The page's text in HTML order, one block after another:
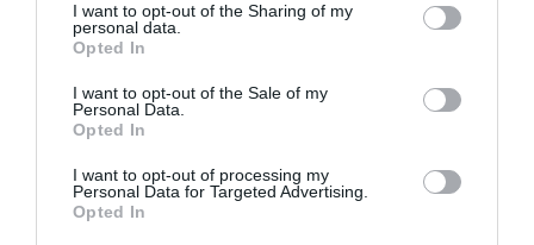
I want to opt-out of the Sharing of my
personal data.
Opted In
I want to opt-out of the Sale of my
Personal Data.
Opted In
I want to opt-out of processing my
Personal Data for Targeted Advertising.
Opted In
όταν κινούμαστε σε δρόμο που κυκλοφορούν αυτοκίνητα
οπότε αυξάνεται η επικινδυνότητα. Θα πρέπει να επιλέγετε
ρούχα και παπούτσια που να κάνουν την παρουσία σας
αισθητή στα οχήματα που περνούν ιδιαίτερα όταν το
εταιρείες άλλωστε έχουν πληθώρα επιλογών σε δρομικά
ρούχα και παπούτσια με έντονα χρώματα και ανακλαστικά